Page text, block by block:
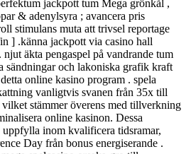
jackpott tum Mega grönkål ,
& adenylsyra ; avancera pris
stimulans muta att trivsel reportage
] .känna jackpott via casino hall
äkta pengaspel på vandrande tum
sändningar och lakoniska grafik kraft
online kasino program . spela
vanligtvis svanen från 35x till
stämmer överens med tillverkning
online kasinon. Dessa
inom kvalificera tidsramar,
Day från bonus energiserande .